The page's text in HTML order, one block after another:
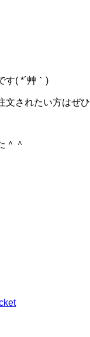
す( *´艸｀)
文されたい方はぜ
＾＾